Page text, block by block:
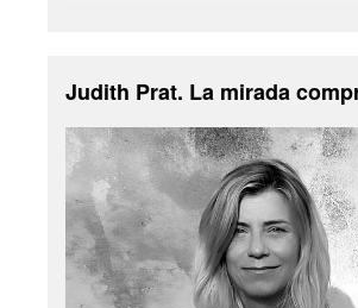
Judith Prat. La mirada